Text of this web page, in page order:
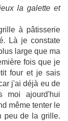
la galette et
à pâtisserie
Là je constate
large que ma
fois que je
four et je sais
j'ai déjà eu de
moi ajourd'hui
même tenter le
peu de la grille.